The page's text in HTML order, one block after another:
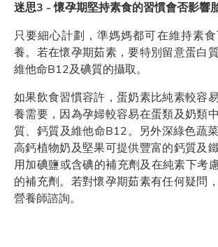
迷思3 - 懷孕期堅持素食的習慣會否影響
只要細心計劃，準媽媽都可在維持素
養。若在懷孕期茹素，要特別留意蛋白
維他命B12及碘質的攝取。
如果飲食習慣容許，蛋奶素比純素較容
養需要，因為孕婦較容易在蛋類及奶類
質、鈣質及維他命B12。另外深綠色蔬菜
高鈣植物奶及堅果可提供豐富的鈣質及
用加碘鹽或含碘的補充劑及在純素下考
的補充劑。若對懷孕期茹素有任何疑問
營養師諮詢。